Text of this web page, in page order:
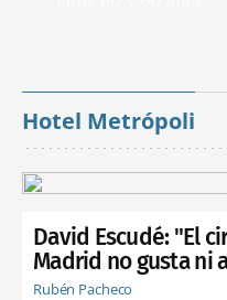
Hotel Metrópoli
David Escudé: "El
Madrid no gusta ni
Rubén Pacheco